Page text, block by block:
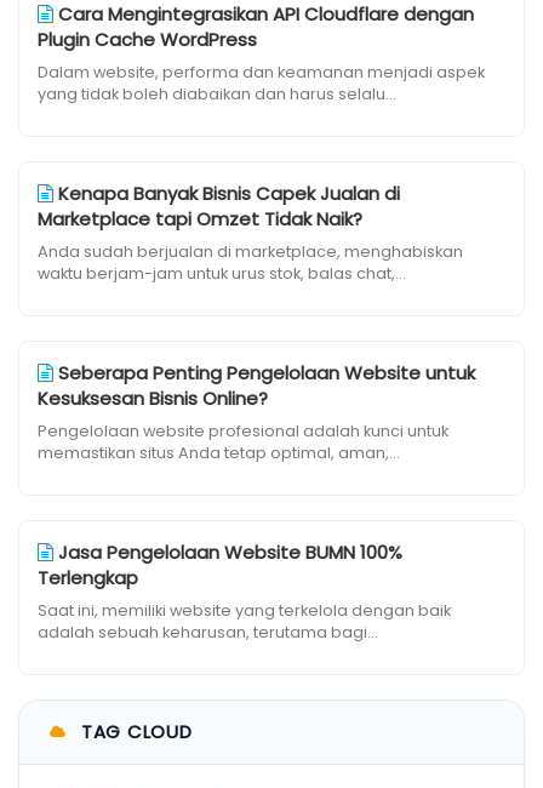
Cara Mengintegrasikan API Cloudflare dengan
Plugin Cache WordPress
Dalam website, performa dan keamanan menjadi aspek
yang tidak boleh diabaikan dan harus selalu...
Kenapa Banyak Bisnis Capek Jualan di
Marketplace tapi Omzet Tidak Naik?
Anda sudah berjualan di marketplace, menghabiskan
waktu berjam-jam untuk urus stok, balas chat,...
Seberapa Penting Pengelolaan Website untuk
Kesuksesan Bisnis Online?
Pengelolaan website profesional adalah kunci untuk
memastikan situs Anda tetap optimal, aman,...
Jasa Pengelolaan Website BUMN 100%
Terlengkap
Saat ini, memiliki website yang terkelola dengan baik
adalah sebuah keharusan, terutama bagi...
TAG CLOUD